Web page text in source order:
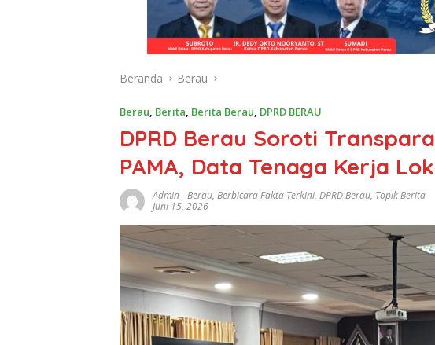
Beranda Berau
Berau, Berita, Berita Berau, DPRD BERAU
DPRD Berau Soroti
PAMA, Data Tenaga Kerja
Admin-Berau, Berbicara Fakta Terkini, DPRD Berau, Topik Berita
Juni 15, 2026